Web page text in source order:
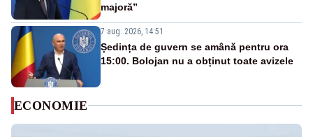
majoră”
7 aug. 2026, 14:51
Ședința de guvern se amână pentru ora
15:00. Bolojan nu a obținut toate avizele
ECONOMIE